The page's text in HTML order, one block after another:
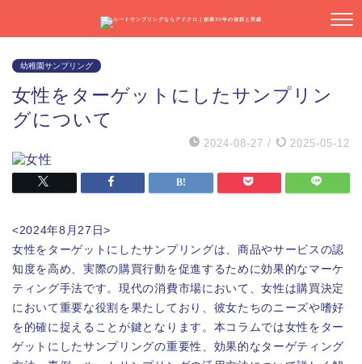
幼稚園サンプリング
女性をターゲットにしたサンプリン
グについて
2024-08-27 / 2025-05-12
<2024年8月27日>
女性をターゲットにしたサンプリングは、商品やサービスの認
知度を高め、実際の購買行動を促進するために効果的なマーケ
ティング手法です。現代の消費市場において、女性は購買決定
において重要な役割を果たしており、彼女たちのニーズや嗜好
を的確に捉えることが鍵となります。本コラムでは女性をター
ゲットにしたサンプリングの重要性、効果的なターゲティング